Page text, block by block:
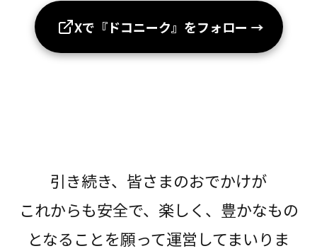
Xで『ドコニーク』をフォロー →
引き続き、皆さまのおでかけが
これからも安全で、楽しく、豊かなもの
となることを願って運営してまいりま